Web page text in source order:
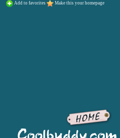
Add to favorites Make this your homepage